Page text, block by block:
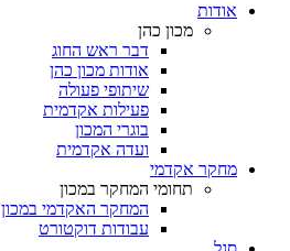
אודות
מכון כהן
דבר ראש החוג
אודות מכון כהן
שיתופי פעולה
פעילות אקדמית
בוגרי המכון
ועדה אקדמית
מחקר אקדמי
תחומי המחקר במכון
המחקר האקדמי במכון
עבודות דוקטורט